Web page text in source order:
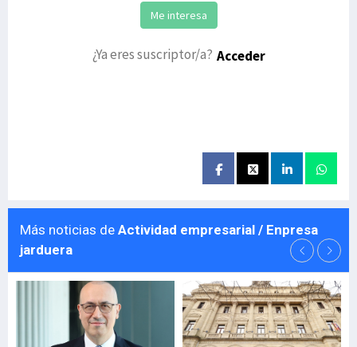
Me interesa
¿Ya eres suscriptor/a? Acceder
Más noticias de Actividad empresarial / Enpresa
jarduera